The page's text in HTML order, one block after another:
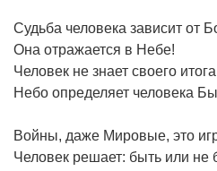
Судьба человека зависит от
Она отражается в Небе!
Человек не знает своего
Небо определяет человека
Войны, даже Мировые, это
Человек решает: быть или не